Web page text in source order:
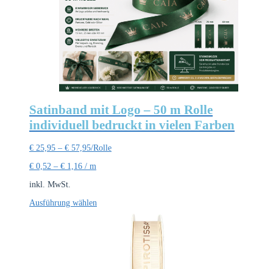
Satinband mit Logo – 50 m Rolle
individuell bedruckt in vielen Farben
€ 25,95 – € 57,95/Rolle
€ 0,52 – € 1,16 / m
inkl. MwSt.
Ausführung wählen